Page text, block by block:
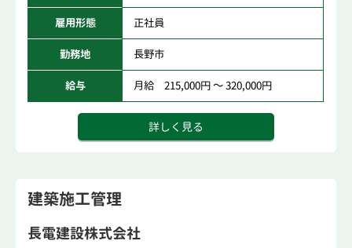
雇用形態 正社員
勤務地 長野市
給与 月給 215,000円 ～ 320,000円
詳しく見る
建築施工管理
長電建設株式会社